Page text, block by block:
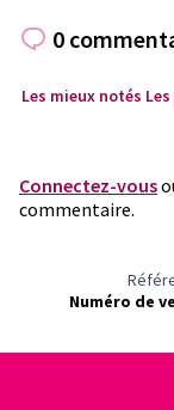
0
Les mieux notés
Connectez-vous
commentaire.
Numéro de